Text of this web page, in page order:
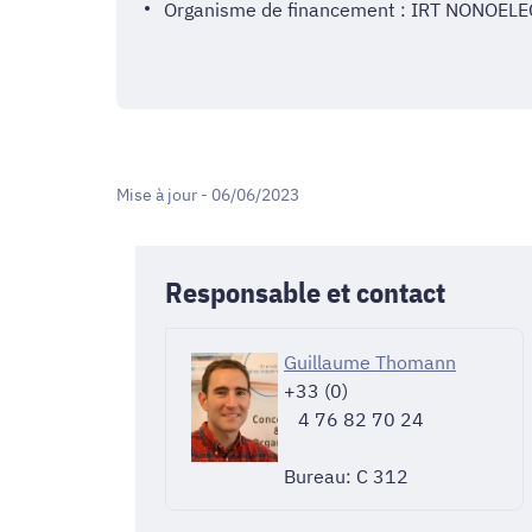
Organisme de financement : IRT
Mise à jour - 06/06/2023
Responsable et contact
Guillaume Thomann
+33 (0)
4 76 82 70 24
Bureau: C 312